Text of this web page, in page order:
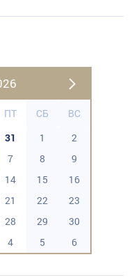
ПТ СБ
ВС
31 1
2
7 8
9
14 15
16
21 22
23
28 29
30
4 5 6